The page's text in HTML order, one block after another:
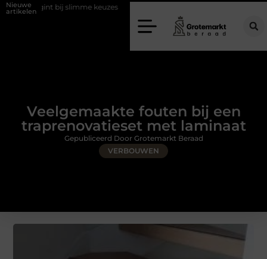
Nieuwe
artikelen
bij slimme keuzes Waarom kiezen voor een rijschool in Utrecht?
Veelgemaakte fouten bij een
traprenovatieset met laminaat
VERBOUWEN
Gepubliceerd Door Grotemarkt Beraad